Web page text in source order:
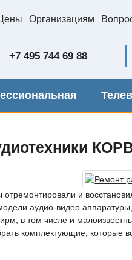
Организациям
+7 495 744 69 88
и
аудио-видео
в том числе и
комплектующие, которые